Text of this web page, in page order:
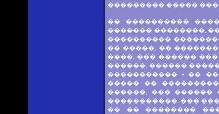
��������� �����
�� ����������
������� ��������,
����������
�� �����, ��
����, ��� ������
������, ������
����������� - ��
����� ��
������, ��� ������
�����������. ���
�� �� ��������